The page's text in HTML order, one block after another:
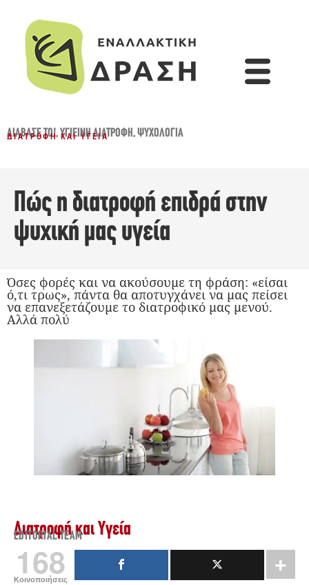
ΔΙΆΒΑΣΈ ΤΟ!,ΥΓΙΕΙΝΉ ΔΙΑΤΡΟΦΉ,ΨΥΧΟΛΟΓΊΑ
ΔΙΑΤΡΟΦΉ ΚΑΙ ΥΓΕΊΑ
Πώς η διατροφή επιδρά στην
ψυχική μας υγεία
Όσες φορές και να ακούσουμε τη φράση: «είσαι
ό,τι τρως», πάντα θα αποτυγχάνει να μας πείσει
να επανεξετάζουμε το διατροφικό μας μενού.
Αλλά πολύ
Διατροφή και Υγεία
EDITORIAL TEAM
168
Κοινοποιήσεις